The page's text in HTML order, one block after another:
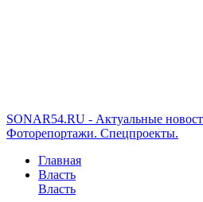
SONAR54.RU - Актуальные
Фоторепортажи. Спецпроекты.
Главная
Власть
Власть